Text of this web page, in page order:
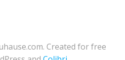
Created for free